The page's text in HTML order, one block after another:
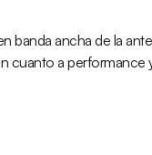
banda ancha de la
cuanto a performance